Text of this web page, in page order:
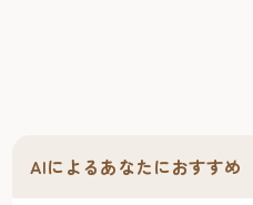
AIによるあなたにおすすめ